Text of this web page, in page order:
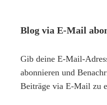
Blog via E-Mail
Gib deine E-Mail-
abonnieren und
Beiträge via E-Mail zu